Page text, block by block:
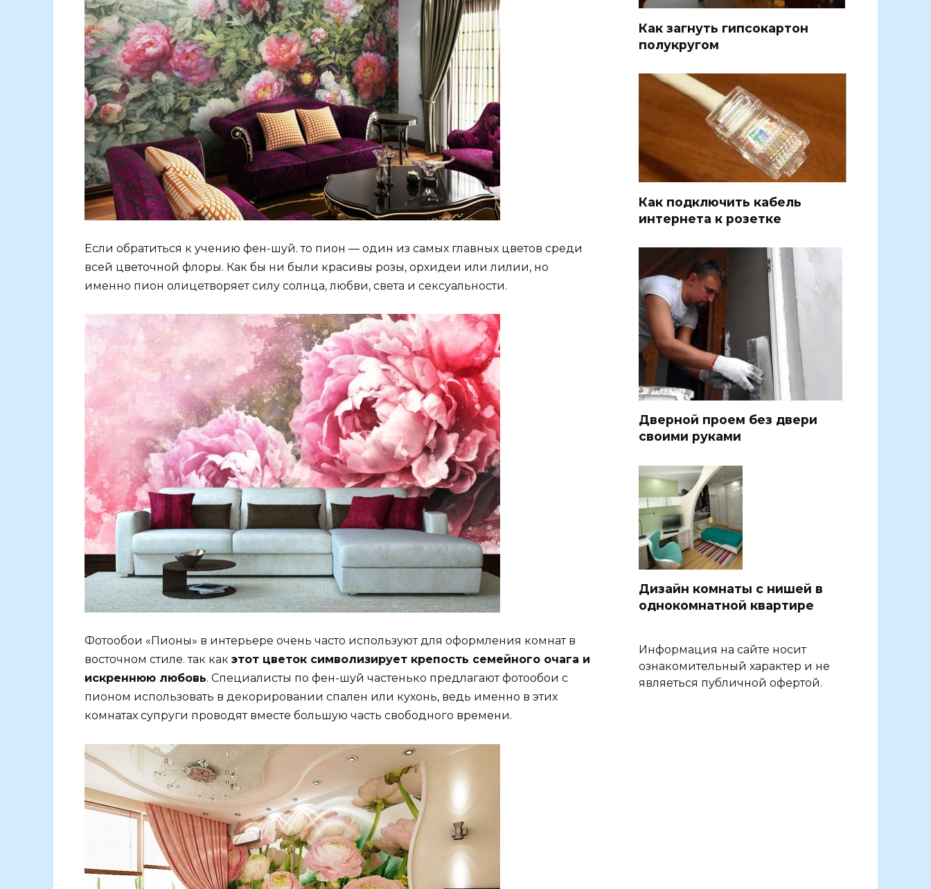
Если обратиться к учению фен-шуй. то пион — один из самых главных цветов среди
всей цветочной флоры. Как бы ни были красивы розы, орхидеи или лилии, но
именно пион олицетворяет силу солнца, любви, света и сексуальности.
Фотообои «Пионы» в интерьере очень часто используют для оформления комнат в
восточном стиле. так как этот цветок символизирует крепость семейного очага и
искреннюю любовь. Специалисты по фен-шуй частенько предлагают фотообои с
пионом использовать в декорировании спален или кухонь, ведь именно в этих
комнатах супруги проводят вместе большую часть свободного времени.
Как загнуть гипсокартон
полукругом
Как подключить кабель
интернета к розетке
Дверной проем без двери
своими руками
Дизайн комнаты с нишей в
однокомнатной квартире
Информация на сайте носит
ознакомительный характер и не
являеться публичной офертой.